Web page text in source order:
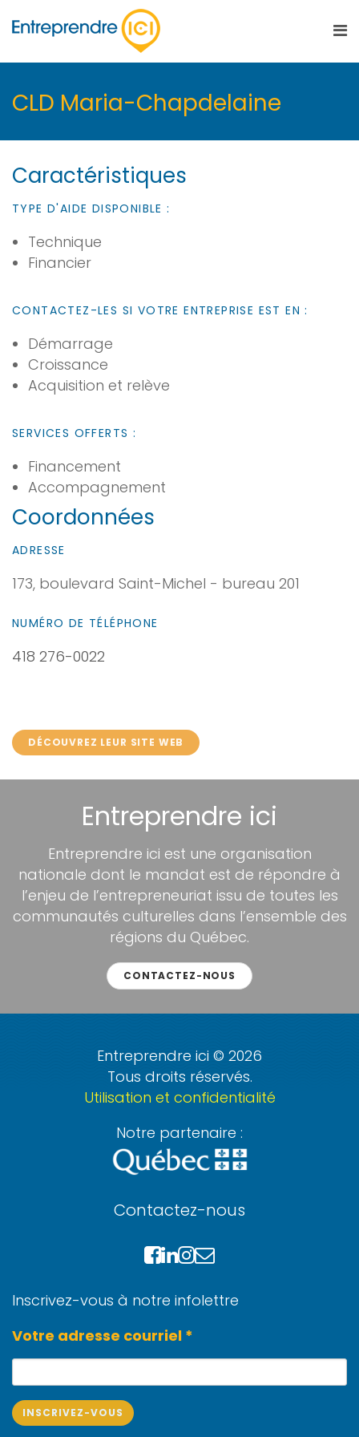
CLD Maria-Chapdelaine
Caractéristiques
TYPE D'AIDE DISPONIBLE :
Technique
Financier
CONTACTEZ-LES SI VOTRE ENTREPRISE EST EN :
Démarrage
Croissance
Acquisition et relève
SERVICES OFFERTS :
Financement
Accompagnement
Coordonnées
ADRESSE
173, boulevard Saint-Michel - bureau 201
NUMÉRO DE TÉLÉPHONE
418 276-0022
DÉCOUVREZ LEUR SITE WEB
Entreprendre ici
Entreprendre ici est une organisation
nationale dont le mandat est de répondre à
l’enjeu de l’entrepreneuriat issu de toutes les
communautés culturelles dans l’ensemble des
régions du Québec.
CONTACTEZ-NOUS
Entreprendre ici © 2026
Tous droits réservés.
Utilisation et confidentialité
Notre partenaire :
Contactez-nous
Inscrivez-vous à notre infolettre
Votre adresse courriel *